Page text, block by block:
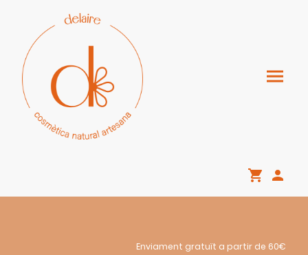
Enviament gratuït a partir de 60€